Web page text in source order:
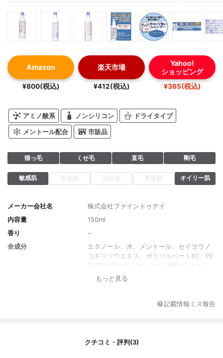
Amazon
¥800(税込)
楽天市場
¥412(税込)
Yahoo!
ショッピング
¥365(税込)
アミノ酸系 ノンシリコン ドライタイプ
メントール配合 市販品
猫っ毛 くせ毛 直毛 剛毛
敏感肌 乾燥肌 混合肌 普通肌 オイリー肌
メーカー会社名
株式会社ファイントゥデイ
内容量
150ml
香り
−
全成分
エタノール、水、メントール、セイヨウノ
コギリソウエキス、ポリソルベート80、PE
G-40水添ヒマシ油、クエン酸Na、クエン
酸、DPG、BG、メチルパラベン、プロピル
もっと見る
記載情報ミス報告
クチコミ・評判(3)